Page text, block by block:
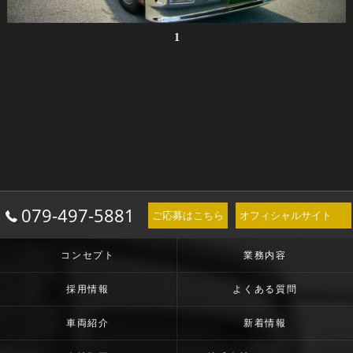
1
079-497-5881 ご応募はこちら オフィシャルサイト
コンセプト 業務内容
採用情報 よくある質問
車両紹介 新着情報